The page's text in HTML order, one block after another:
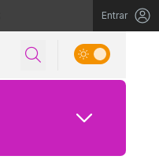
Entrar